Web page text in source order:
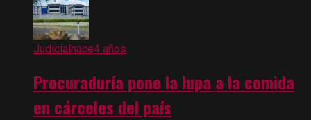
Judicialhace4 años
Procuraduría pone la lupa a la comida
en cárceles del país